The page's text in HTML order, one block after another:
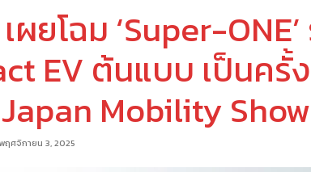
ผยโฉม ‘Super-
EV ต้นแบบ เป็นครั้
Mobility
พฤศจิกายน 3, 2025